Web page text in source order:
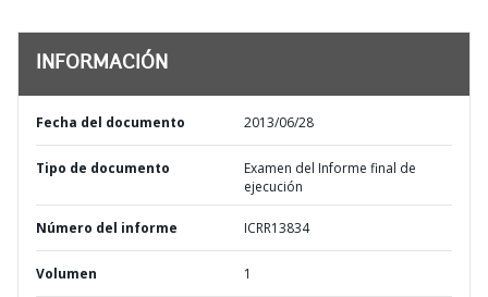
INFORMACIÓN
Fecha del documento 2013/06/28
Tipo de documento
Examen del Informe final de
ejecución
Número del informe ICRR13834
Volumen 1